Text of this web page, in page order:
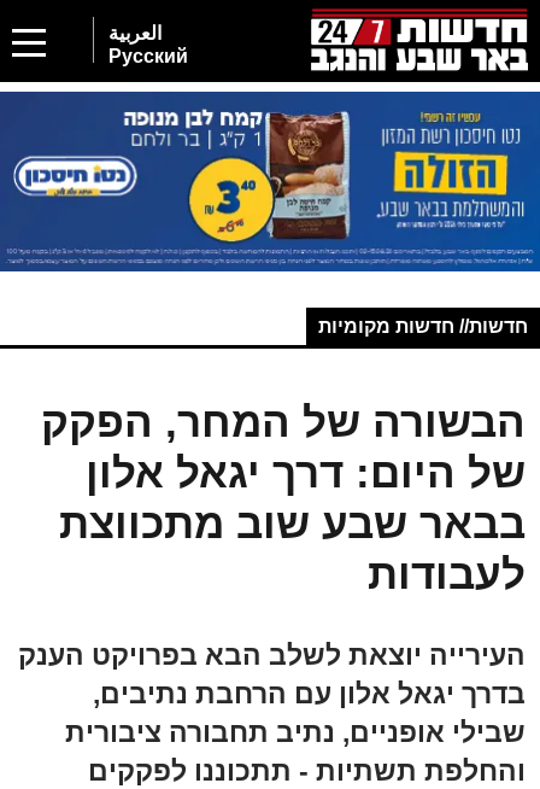
العربية
Русский
חדשות// חדשות מקומיות
הבשורה של המחר, הפקק
של היום: דרך יגאל אלון
בבאר שבע שוב מתכווצת
לעבודות
העירייה יוצאת לשלב הבא בפרויקט הענק
בדרך יגאל אלון עם הרחבת נתיבים,
שבילי אופניים, נתיב תחבורה ציבורית
והחלפת תשתיות - תתכוננו לפקקים